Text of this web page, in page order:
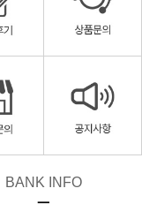
BANK INFO
ㅡ